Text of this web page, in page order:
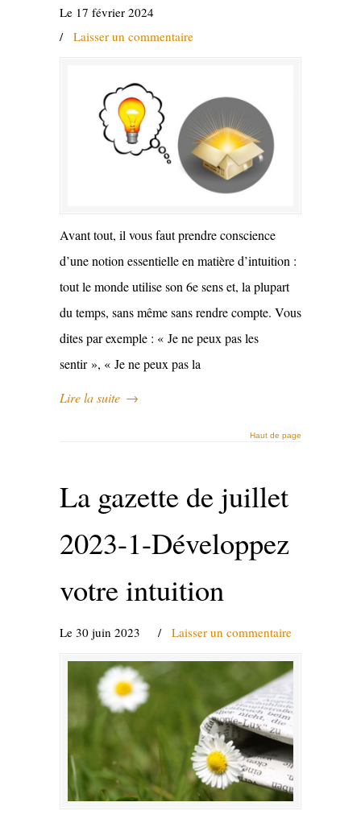
Le 17 février 2024
/ Laisser un commentaire
Avant tout, il vous faut prendre conscience
d’une notion essentielle en matière d’intuition :
tout le monde utilise son 6e sens et, la plupart
du temps, sans même sans rendre compte. Vous
dites par exemple : « Je ne peux pas les
sentir », « Je ne peux pas la
Lire la suite →
Haut de page
La gazette de juillet
2023-1-Développez
votre intuition
Le 30 juin 2023 / Laisser un commentaire